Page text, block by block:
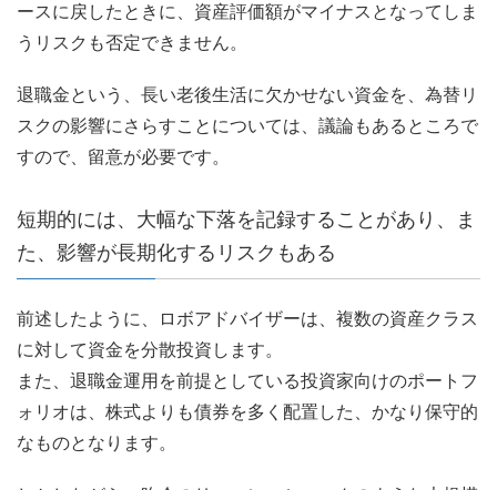
ースに戻したときに、資産評価額がマイナスとなってしま
うリスクも否定できません。
退職金という、長い老後生活に欠かせない資金を、為替リ
スクの影響にさらすことについては、議論もあるところで
すので、留意が必要です。
短期的には、大幅な下落を記録することがあり、ま
た、影響が長期化するリスクもある
前述したように、ロボアドバイザーは、複数の資産クラス
に対して資金を分散投資します。
また、退職金運用を前提としている投資家向けのポートフ
ォリオは、株式よりも債券を多く配置した、かなり保守的
なものとなります。